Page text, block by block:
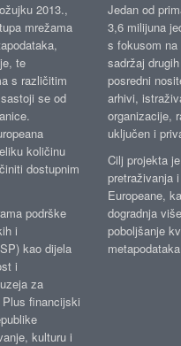
2013.,
mrežama
te
s različitim
se od
količinu
dostupnim
podrške
i
kao dijela
i
za
financijski
kulturu i
Jedan od
3,6 milijuna
s fokusom
sadržaj
posredni
arhivi,
organizacije,
uključen i
Cilj projekta
pretraživanja
Europeane,
dogradnja
poboljšanje